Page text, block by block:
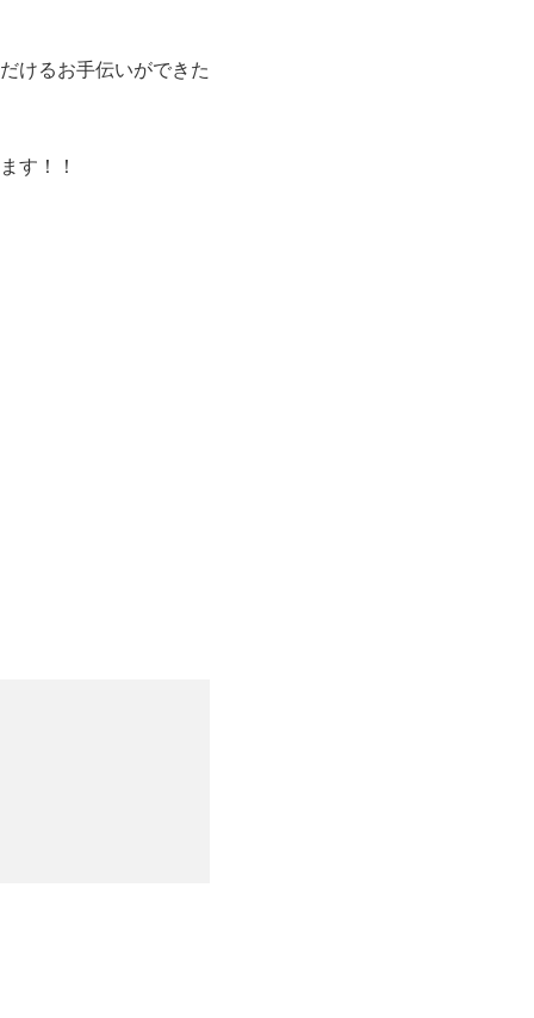
けるお手伝いができた
す！！